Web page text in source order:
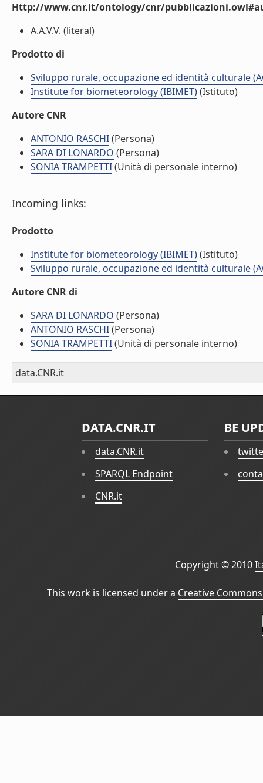
Http://www.cnr.it/ontology/cnr/
A.A.V.V. (literal)
Prodotto di
Sviluppo rurale, occupazione ed identità culturale
Institute for biometeorology (IBIMET)(Istituto)
Autore CNR
ANTONIO RASCHI(Persona)
SARA DI LONARDO (Persona)
SONIA TRAMPETTI(Unità di personale interno)
Incoming links:
Prodotto
Institute for biometeorology (IBIMET)(Istituto)
Sviluppo rurale, occupazione ed identità culturale
Autore CNR di
SARA DI LONARDO (Persona)
ANTONIO RASCHI(Persona)
SONIA TRAMPETTI(Unità di personale interno)
data.CNR.it
DATA.CNR.IT
data.CNR.it
SPARQL Endpoint
CNR.it
BE
Copyright © 2010
This work is licensed under a Creative